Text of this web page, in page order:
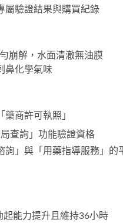
屬驗證結果與購買紀錄
崩解，水面清澈無油膜
鼻化學氣味
商許可執照」
查詢」功能驗證資格
詢」與「用藥指導服務」的
起能力提升且維持36小時